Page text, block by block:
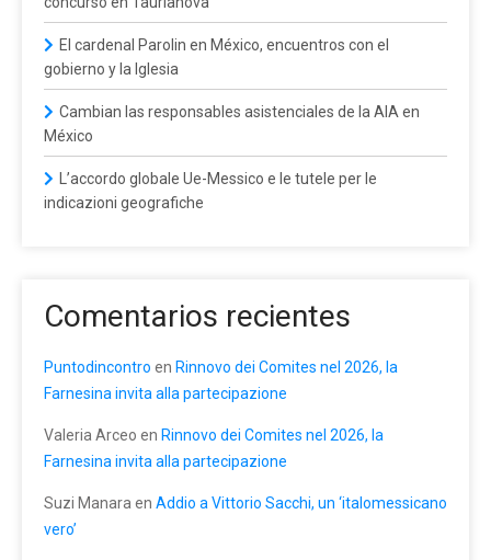
El cardenal Parolin en México, encuentros con el
gobierno y la Iglesia
Cambian las responsables asistenciales de la AIA en
México
L’accordo globale Ue-Messico e le tutele per le
indicazioni geografiche
Comentarios recientes
Puntodincontro en Rinnovo dei Comites nel 2026, la
Farnesina invita alla partecipazione
Valeria Arceo en Rinnovo dei Comites nel 2026, la
Farnesina invita alla partecipazione
Suzi Manara en Addio a Vittorio Sacchi, un ‘italomessicano
vero’